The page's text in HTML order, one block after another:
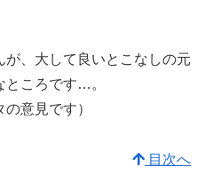
、大して良いとこなしの元
ところです…。
意見です）
目次へ